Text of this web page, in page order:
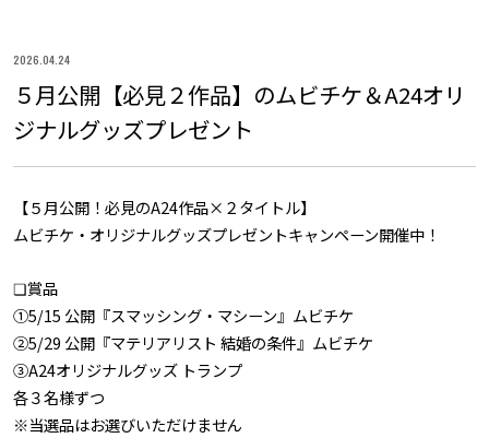
n
e
P
h
a
o
m
S
u
2026.04.24
５月公開【必見２作品】のムビチケ＆A24オリ
ジナルグッズプレゼント
【５月公開！必見のA24作品×２タイトル】
ムビチケ・オリジナルグッズプレゼントキャンペーン開催中！
❏賞品
①5/15 公開『スマッシング・マシーン』ムビチケ
②5/29 公開『マテリアリスト 結婚の条件』ムビチケ
③A24オリジナルグッズ トランプ
各３名様ずつ
※当選品はお選びいただけません